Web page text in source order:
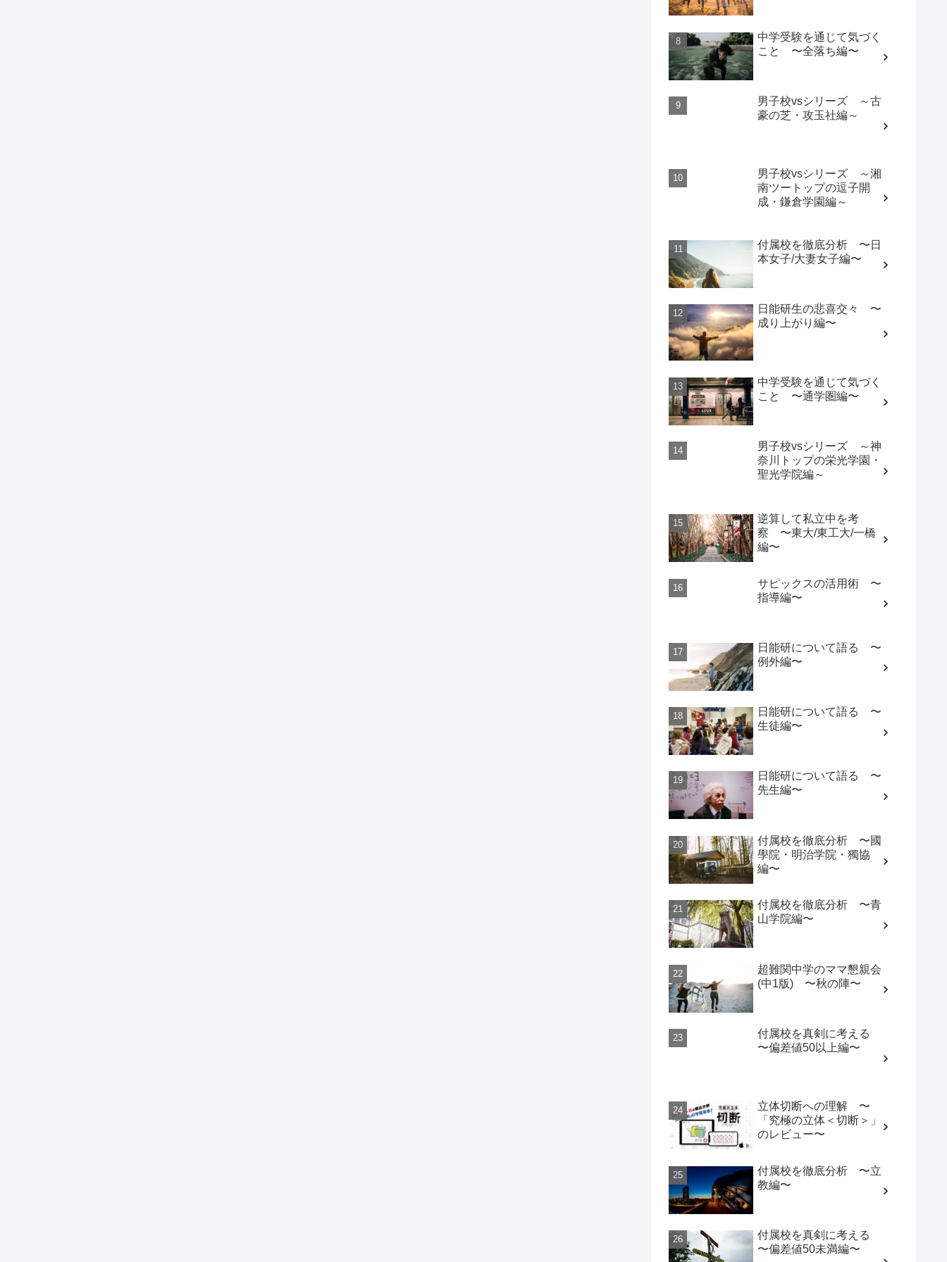
中学受験を通じて気づく
こと 〜全落ち編〜
男子校vsシリーズ ～古
豪の芝・攻玉社編～
男子校vsシリーズ ～湘
南ツートップの逗子開
成・鎌倉学園編～
付属校を徹底分析 〜日
本女子/大妻女子編〜
日能研生の悲喜交々 〜
成り上がり編〜
中学受験を通じて気づく
こと 〜通学圏編〜
男子校vsシリーズ ～神
奈川トップの栄光学園・
聖光学院編～
逆算して私立中を考
察 〜東大/東工大/一橋
編〜
サピックスの活用術 〜
指導編〜
日能研について語る 〜
例外編〜
日能研について語る 〜
生徒編〜
日能研について語る 〜
先生編〜
付属校を徹底分析 〜國
學院・明治学院・獨協
編〜
付属校を徹底分析 〜青
山学院編〜
超難関中学のママ懇親会
(中1版) 〜秋の陣〜
付属校を真剣に考える
〜偏差値50以上編〜
立体切断への理解 〜
「究極の立体＜切断＞」
のレビュー〜
付属校を徹底分析 〜立
教編〜
付属校を真剣に考える
〜偏差値50未満編〜